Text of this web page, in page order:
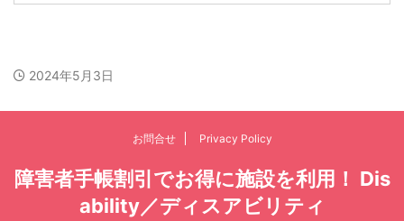
2024年5月3日
お問合せ Privacy Policy
障害者手帳割引でお得に施設を利用！ Dis
ability／ディスアビリティ